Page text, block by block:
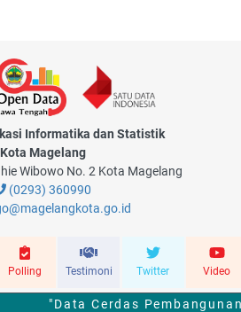
Informatika dan Statistik
Kota Magelang
Wibowo No. 2 Kota Magelang
(0293) 360990
Polling Testimoni Twitter Video
"Data Cerdas